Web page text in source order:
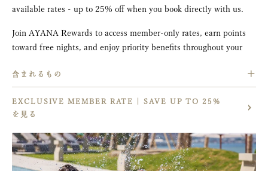
available rates - up to 25% off when you book directly with us.
Join AYANA Rewards to access member-only rates, earn points
toward free nights, and enjoy priority benefits throughout your
benefits here.
含まれるもの
session with a minimum stay of 2 nights in a suite category
room.
Shared transportation to and from the airport with minimum
EXCLUSIVE MEMBER RATE | SAVE UP TO 25%
を見る